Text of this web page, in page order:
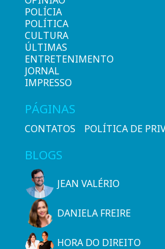
POLÍCIA
POLÍTICA
CULTURA
ÚLTIMAS
ENTRETENIMENTO
JORNAL
IMPRESSO
PÁGINAS
CONTATOS POLÍTICA DE
BLOGS
JEAN VALÉRIO
DANIELA FREIRE
HORA DO DIREITO